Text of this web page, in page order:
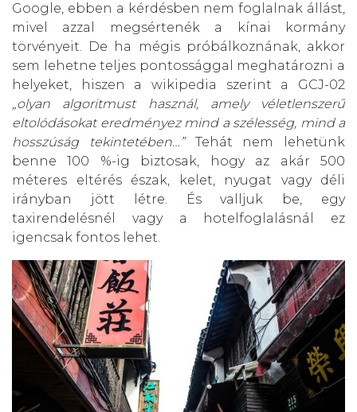
Google, ebben a kérdésben nem foglalnak állást,
mivel azzal megsértenék a kínai kormány
törvényeit. De ha mégis próbálkoznának, akkor
sem lehetne teljes pontossággal meghatározni a
helyeket, hiszen a wikipedia szerint a GCJ-02
„olyan algoritmust használ, amely véletlenszerű
eltolódásokat eredményez mind a szélesség, mind a
hosszúság tekintetében…”Tehát nem lehetünk
benne 100 %-ig biztosak, hogy az akár 500
méteres eltérés észak, kelet, nyugat vagy déli
irányban jött létre. És valljuk be, egy
taxirendelésnél vagy a hotelfoglalásnál ez
igencsak fontos lehet.